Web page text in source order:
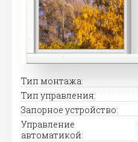
Тип монтажа:
Тип управления:
Запорное устройство:
Управление
автоматикой: